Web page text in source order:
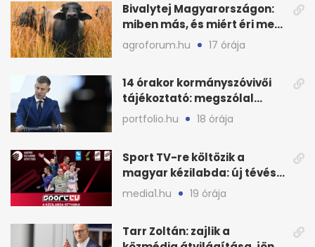
Bivalytej Magyarországon:
miben más, és miért éri meg
feldolgozni?
agroforum.hu 17 órája
14 órakor kormányszóvivői
tájékoztató: megszólal
Magyar Péter is
portfolio.hu 18 órája
Sport TV-re költözik a
magyar kézilabda: új tévés
megállapodás
media1.hu 19 órája
Tarr Zoltán: zajlik a